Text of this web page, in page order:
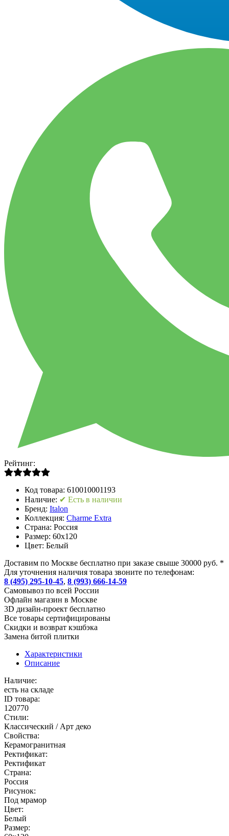
Рейтинг:
Код товара: 610010001193
Наличие: ✔ Есть в наличии
Бренд: Italon
Коллекция: Charme Extra
Страна: Россия
Размер: 60x120
Цвет: Белый
Доставим по Москве бесплатно при заказе свыше 30000 руб. *
Для уточнения наличия товара звоните по телефонам:
8 (495) 295-10-45, 8 (993) 666-14-59
Cамовывоз по всей России
Офлайн магазин в Москве
3D дизайн-проект бесплатно
Все товары сертифицированы
Скидки и возврат кэшбэка
Замена битой плитки
Характеристики
Описание
Наличие:
есть на складе
ID товара:
120770
Стили:
Классический / Арт деко
Свойства:
Керамогранитная
Ректификат:
Ректификат
Страна:
Россия
Рисунок:
Под мрамор
Цвет:
Белый
Размер: